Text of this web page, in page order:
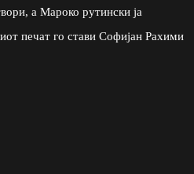
а Мароко рутински ја
печат го стави Софијан Рахими